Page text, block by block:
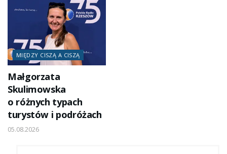
MIĘDZY CISZĄ A CISZĄ
Małgorzata
Skulimowska
o różnych typach
turystów i podróżach
05.08.2026